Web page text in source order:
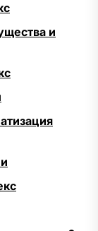
и